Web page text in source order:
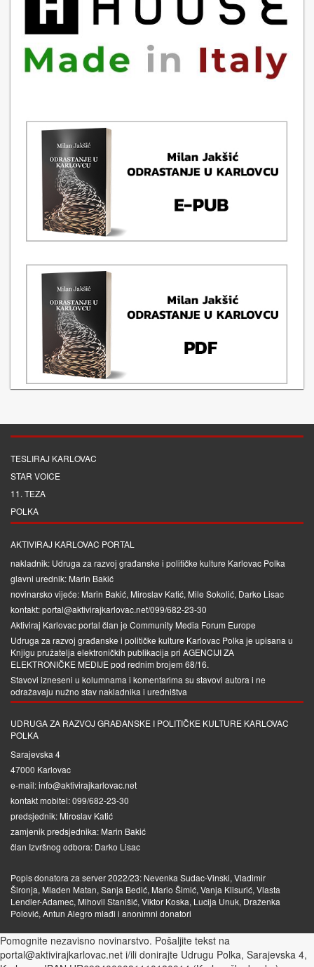
TESLIRAJ KARLOVAC
STAR VOICE
11. TEZA
POLKA
AKTIVIRAJ KARLOVAC PORTAL
nakladnik: Udruga za razvoj građanske i političke kulture Karlovac Polka
glavni urednik: Marin Bakić
novinarsko vijeće: Marin Bakić, Miroslav Katić, Mile Sokolić, Darko Lisac
kontakt: portal@aktivirajkarlovac.net/099/682-23-30
Aktiviraj Karlovac portal član je Community Media Forum Europe
Udruga za razvoj građanske i političke kulture Karlovac Polka je upisana u
Knjigu pružatelja elektroničkih publikacija pri AGENCIJI ZA
ELEKTRONIČKE MEDIJEpod rednim brojem 68/16.
Stavovi izneseni u kolumnama i komentarima su stavovi autora i ne
odražavaju nužno stav nakladnika i uredništva
UDRUGA ZA RAZVOJ GRAĐANSKE I POLITIČKE KULTURE KARLOVAC
POLKA
Sarajevska 4
47000 Karlovac
e-mail: info@aktivirajkarlovac.net
kontakt mobitel: 099/682-23-30
predsjednik: Miroslav Katić
zamjenik predsjednika: Marin Bakić
član Izvršnog odbora: Darko Lisac
Popis donatora za server 2022/23: Nevenka Sudac-Vinski, Vladimir
Šironja, Mladen Matan, Sanja Bedić, Mario Šimić, Vanja Klisurić, Vlasta
Lendler-Adamec, Mihovil Stanišić, Viktor Koska, Lucija Unuk, Draženka
Polović, Antun Alegro mlađi i anonimni donatori
Pomognite nezavisno novinarstvo. Pošaljite tekst na
portal@aktivirajkarlovac.net i/ili donirajte Udrugu Polka, Sarajevska 4,